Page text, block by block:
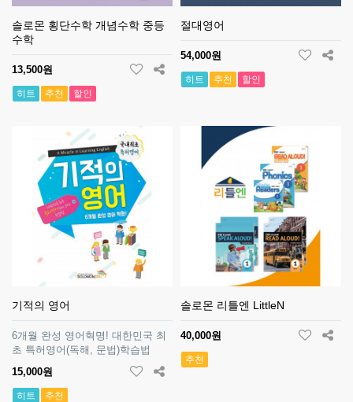
솔로몬 횡단수학 개념수학 중등
수학
13,500원
히트 추천 할인
절대영어
54,000원
히트 추천 할인
기적의 영어
6개월 완성 영어혁명! 대한민국 최
초 특허영어(독해, 문법)학습법
15,000원
히트 추천
솔로몬 리틀엔 LittleN
40,000원
추천